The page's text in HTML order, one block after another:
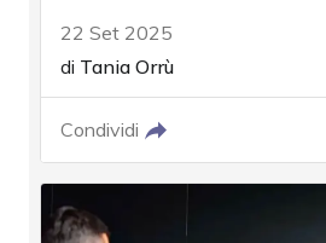
22 Set 2025
di Tania Orrù
Condividi